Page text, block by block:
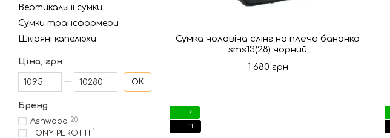
Сумка чоловіча слінг на плече бананка
sms13(28) чорний
1 680 грн
7
11
Вертикальні сумки
Сумки трансформери
Шкіряні капелюхи
Ціна, грн
Від Ціна, грн
До Ціна, грн
ОК
Бренд
Ashwood 20
TONY PEROTTI 1